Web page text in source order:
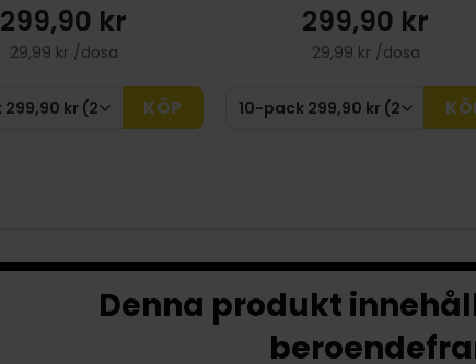
299,90 kr
29,99 kr /dosa
KÖP
299,90 kr
29,99 kr /dosa
Denna produkt